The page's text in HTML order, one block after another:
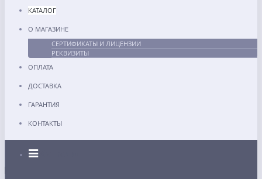
КАТАЛОГ
О МАГАЗИНЕ
СЕРТИФИКАТЫ И ЛИЦЕНЗИИ
РЕКВИЗИТЫ
ОПЛАТА
ДОСТАВКА
ГАРАНТИЯ
КОНТАКТЫ
Каталог